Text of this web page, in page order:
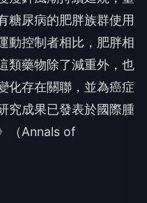
糖尿病的肥胖族群使用
動控制者相比，肥胖相
類藥物除了減重外，也
化存在關聯，並為癌症
究成果已發表於國際腫
（Annals of